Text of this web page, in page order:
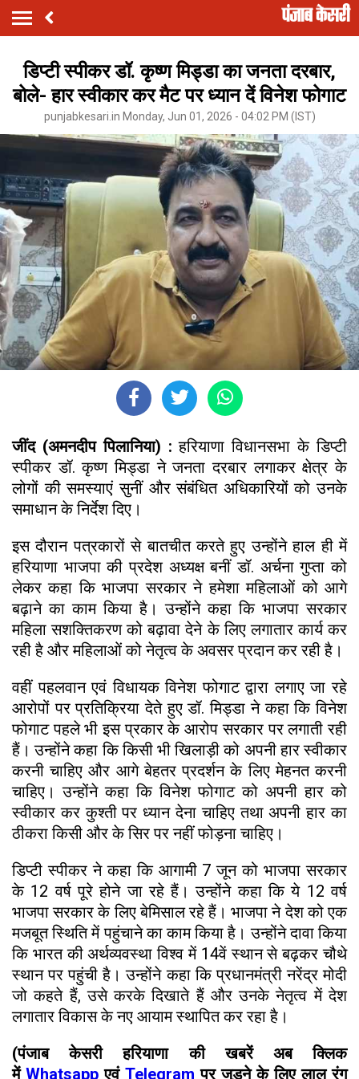
डिप्टी स्पीकर डॉ. कृष्ण मिड्डा का जनता दरबार,
बोले- हार स्वीकार कर मैट पर ध्यान दें विनेश फोगाट
punjabkesari.in Monday, Jun 01, 2026 - 04:02 PM (IST)
जींद (अमनदीप पिलानिया) :हरियाणा विधानसभा के डिप्टी
स्पीकर डॉ. कृष्ण मिड्डा ने जनता दरबार लगाकर क्षेत्र के
लोगों की समस्याएं सुनीं और संबंधित अधिकारियों को उनके
समाधान के निर्देश दिए।
इस दौरान पत्रकारों से बातचीत करते हुए उन्होंने हाल ही में
हरियाणा भाजपा की प्रदेश अध्यक्ष बनीं डॉ. अर्चना गुप्ता को
लेकर कहा कि भाजपा सरकार ने हमेशा महिलाओं को आगे
बढ़ाने का काम किया है। उन्होंने कहा कि भाजपा सरकार
महिला सशक्तिकरण को बढ़ावा देने के लिए लगातार कार्य कर
रही है और महिलाओं को नेतृत्व के अवसर प्रदान कर रही है।
वहीं पहलवान एवं विधायक विनेश फोगाट द्वारा लगाए जा रहे
आरोपों पर प्रतिक्रिया देते हुए डॉ. मिड्डा ने कहा कि विनेश
फोगाट पहले भी इस प्रकार के आरोप सरकार पर लगाती रही
हैं। उन्होंने कहा कि किसी भी खिलाड़ी को अपनी हार स्वीकार
करनी चाहिए और आगे बेहतर प्रदर्शन के लिए मेहनत करनी
चाहिए। उन्होंने कहा कि विनेश फोगाट को अपनी हार को
स्वीकार कर कुश्ती पर ध्यान देना चाहिए तथा अपनी हार का
ठीकरा किसी और के सिर पर नहीं फोड़ना चाहिए।
डिप्टी स्पीकर ने कहा कि आगामी 7 जून को भाजपा सरकार
के 12 वर्ष पूरे होने जा रहे हैं। उन्होंने कहा कि ये 12 वर्ष
भाजपा सरकार के लिए बेमिसाल रहे हैं। भाजपा ने देश को एक
मजबूत स्थिति में पहुंचाने का काम किया है। उन्होंने दावा किया
कि भारत की अर्थव्यवस्था विश्व में 14वें स्थान से बढ़कर चौथे
स्थान पर पहुंची है। उन्होंने कहा कि प्रधानमंत्री नरेंद्र मोदी
जो कहते हैं, उसे करके दिखाते हैं और उनके नेतृत्व में देश
लगातार विकास के नए आयाम स्थापित कर रहा है।
(पंजाब केसरी हरियाणा की खबरें अब क्लिक
में Whatsappएवं Telegram पर जुड़ने के लिए लाल रंग